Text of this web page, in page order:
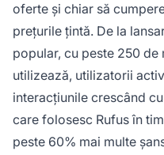
oferte și chiar să
prețurile țintă. De la
popular, cu peste 250
utilizează, utilizatorii
interacțiunile crescând
care folosesc Rufus în
peste 60% mai multe